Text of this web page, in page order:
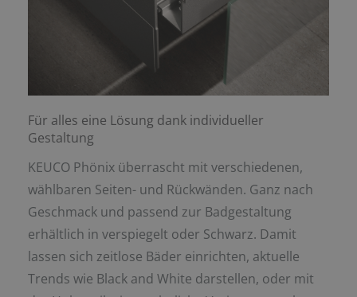
Für alles eine Lösung dank individueller
Gestaltung
KEUCO Phönix überrascht mit verschiedenen,
wählbaren Seiten- und Rückwänden. Ganz nach
Geschmack und passend zur Badgestaltung
erhältlich in verspiegelt oder Schwarz. Damit
lassen sich zeitlose Bäder einrichten, aktuelle
Trends wie Black and White darstellen, oder mit